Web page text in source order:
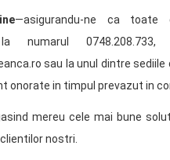
—asigurandu-ne ca toate
numarul 0748.208.733,
sau la unul dintre sediile
onorate in timpul prevazut in
mereu cele mai bune
nostri.